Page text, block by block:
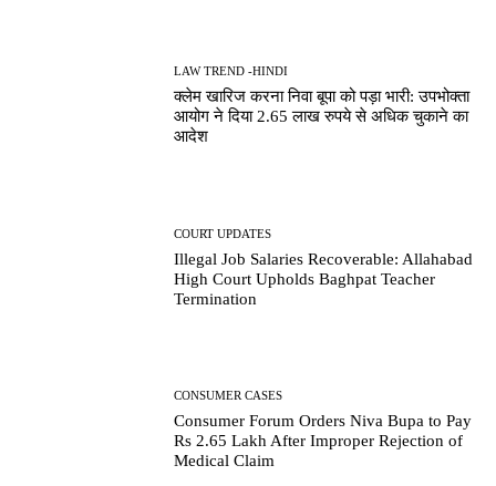
LAW TREND -HINDI
क्लेम खारिज करना निवा बूपा को पड़ा भारी: उपभोक्ता
आयोग ने दिया 2.65 लाख रुपये से अधिक चुकाने का
आदेश
COURT UPDATES
Illegal Job Salaries Recoverable: Allahabad
High Court Upholds Baghpat Teacher
Termination
CONSUMER CASES
Consumer Forum Orders Niva Bupa to Pay
Rs 2.65 Lakh After Improper Rejection of
Medical Claim